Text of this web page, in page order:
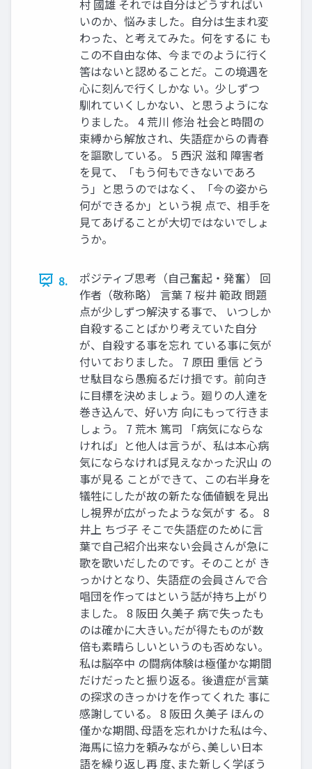
村 國雄 それでは自分はどうすればい
いのか、悩みました。自分は生まれ変
わった、と考えてみた。何をするに も
この不自由な体、今までのように行く
筈はないと認めることだ。この境遇を
心に刻んで行くしかな い。少しずつ
馴れていくしかない、と思うようにな
りました。 4 荒川 修治 社会と時間の
束縛から解放され、失語症からの青春
を謳歌している。 5 西沢 滋和 障害者
を見て、「もう何もできないであろ
う」と思うのではなく、「今の姿から
何ができるか」という視 点で、相手を
見てあげることが大切ではないでしょ
うか。
8.
ポジティブ思考（自己奮起・発奮） 回
作者（敬称略） 言葉 7 桜井 範政 問題
点が少しずつ解決する事で、 いつしか
自殺することばかり考えていた自分
が、自殺する事を忘れ ている事に気が
付いておりました。 7 原田 重信 どう
せ駄目なら愚痴るだけ損です。前向き
に目標を決めましょう。廻りの人達を
巻き込んで、好い方 向にもって行きま
しょう。 7 荒木 篤司 「病気にならな
ければ」と他人は言うが、私は本心病
気にならなければ見えなかった沢山 の
事が見る ことができて、この右半身を
犠牲にしたが故の新たな価値観を見出
し視界が広がったような気がす る。 8
井上 ちづ子 そこで失語症のために言
葉で自己紹介出来ない会員さんが急に
歌を歌いだしたのです。そのことが き
っかけとなり、失語症の会員さんで合
唱団を作ってはという話が持ち上がり
ました。 8 阪田 久美子 病で失ったも
のは確かに大きい｡だが得たものが数
倍も素晴らしいというのも否めない。
私は脳卒中 の闘病体験は極僅かな期間
だけだったと振り返る。後遺症が言葉
の探求のきっかけを作ってくれた 事に
感謝している。 8 阪田 久美子 ほんの
僅かな期間､母語を忘れかけた私は今､
海馬に協力を頼みながら､美しい日本
語を繰り返し再 度､また新しく学ぼう